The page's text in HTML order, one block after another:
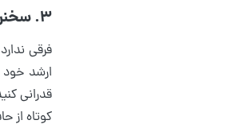
3. سخنرانی مدیران در شب یلدا
فرقی
ارشد
قدرانی
کوتاه از